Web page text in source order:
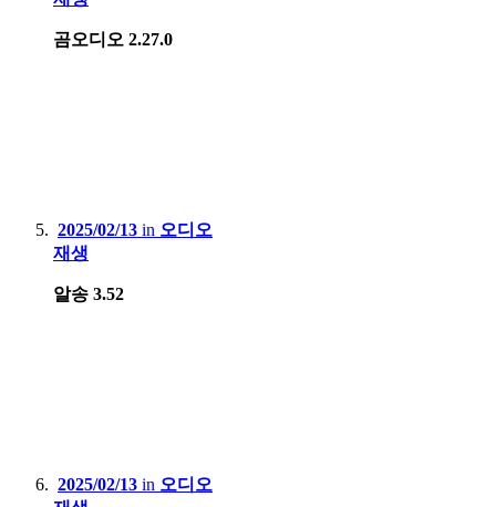
곰오디오 2.27.0
2025/02/13 in 오디오
재생
알송 3.52
2025/02/13 in 오디오